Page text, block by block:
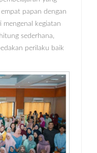
papan dengan
mengenal kegiatan
sederhana,
perilaku baik